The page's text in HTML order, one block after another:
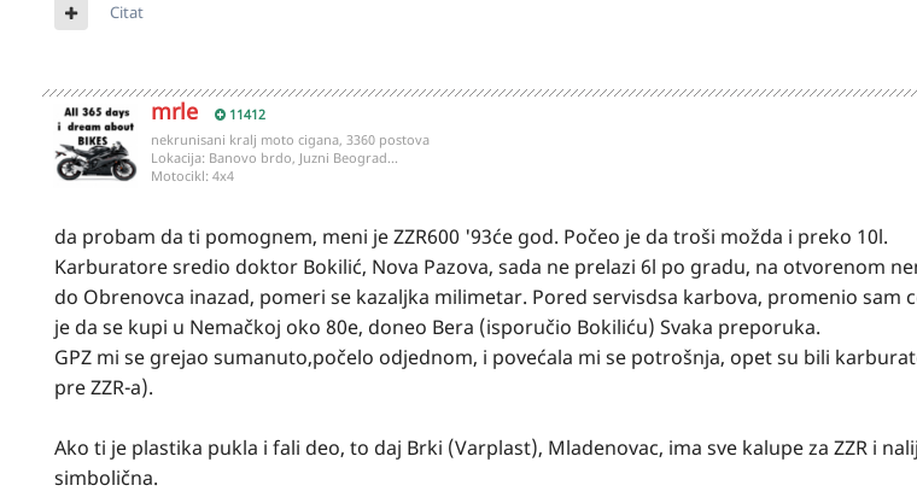
Citat
mrle 11412
nekrunisani kralj moto cigana, 3360 postova
Lokacija: Banovo brdo, Juzni Beograd...
Motocikl: 4x4
da probam da ti pomognem, meni je ZZR600 '93će god. Počeo je da troši možda i preko 10l.
Karburatore sredio doktor Bokilić, Nova Pazova, sada ne prelazi 6l po gradu, na otvorenom
do Obrenovca inazad, pomeri se kazaljka milimetar. Pored servisdsa karbova, promenio sam
je da se kupi u Nemačkoj oko 80e, doneo Bera (isporučio Bokiliću) Svaka preporuka.
GPZ mi se grejao sumanuto,počelo odjednom, i povećala mi se potrošnja, opet su bili
pre ZZR-a).
Ako ti je plastika pukla i fali deo, to daj Brki (Varplast), Mladenovac, ima sve kalupe za ZZR i
simbolična.